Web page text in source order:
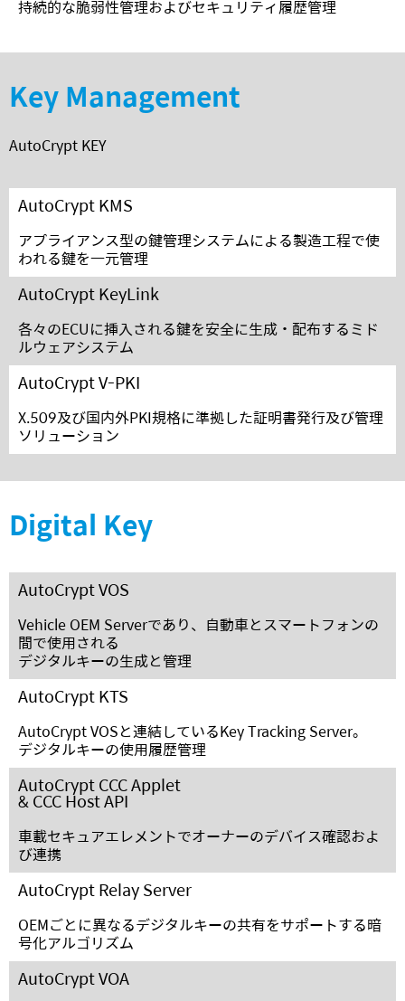
持続的な脆弱性管理およびセキュリティ履歴管理
Key Management
AutoCrypt KEY
AutoCrypt KMS
アプライアンス型の鍵管理システムによる製造工程で使
われる鍵を一元管理
AutoCrypt KeyLink
各々のECUに挿入される鍵を安全に生成・配布するミド
ルウェアシステム
AutoCrypt V-PKI
X.509及び国内外PKI規格に準拠した証明書発行及び管理
ソリューション
Digital Key
AutoCrypt VOS
Vehicle OEM Serverであり、自動車とスマートフォンの
間で使用される
デジタルキーの生成と管理
AutoCrypt KTS
AutoCrypt VOSと連結しているKey Tracking Server。
デジタルキーの使用履歴管理
AutoCrypt CCC Applet
& CCC Host API
車載セキュアエレメントでオーナーのデバイス確認およ
び連携
AutoCrypt Relay Server
OEMごとに異なるデジタルキーの共有をサポートする暗
号化アルゴリズム
AutoCrypt VOA